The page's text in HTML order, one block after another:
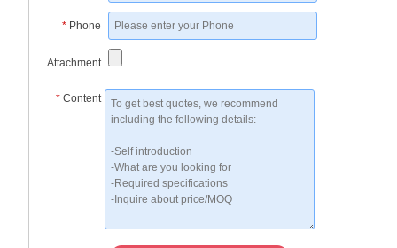
* Phone
Attachment
* Content